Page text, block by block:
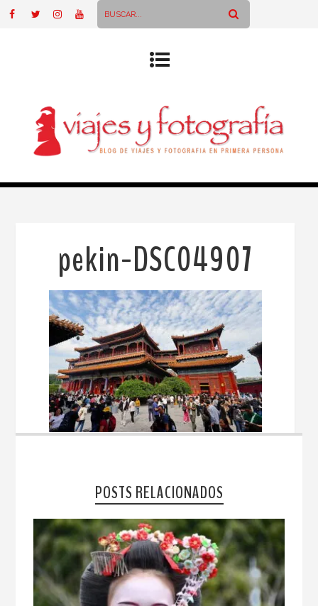
pekin-DSC04907
POSTS RELACIONADOS